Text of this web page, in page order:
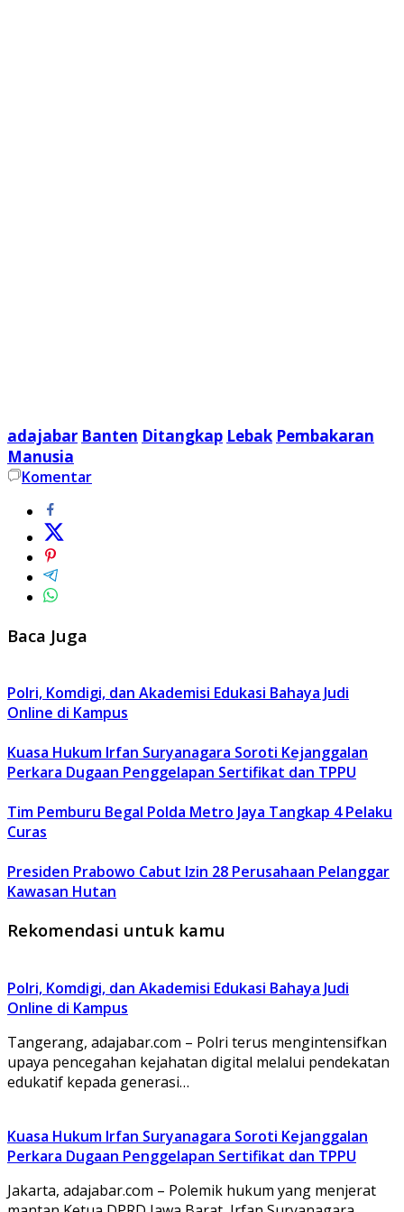
adajabar Banten Ditangkap Lebak Pembakaran
Manusia
Komentar
Baca Juga
Polri, Komdigi, dan Akademisi Edukasi Bahaya Judi
Online di Kampus
Kuasa Hukum Irfan Suryanagara Soroti Kejanggalan
Perkara Dugaan Penggelapan Sertifikat dan TPPU
Tim Pemburu Begal Polda Metro Jaya Tangkap 4 Pelaku
Curas
Presiden Prabowo Cabut Izin 28 Perusahaan Pelanggar
Kawasan Hutan
Rekomendasi untuk kamu
Polri, Komdigi, dan Akademisi Edukasi Bahaya Judi
Online di Kampus
Tangerang, adajabar.com – Polri terus mengintensifkan
upaya pencegahan kejahatan digital melalui pendekatan
edukatif kepada generasi…
Kuasa Hukum Irfan Suryanagara Soroti Kejanggalan
Perkara Dugaan Penggelapan Sertifikat dan TPPU
Jakarta, adajabar.com – Polemik hukum yang menjerat